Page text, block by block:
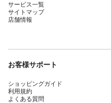
サービス一覧
サイトマップ
店舗情報
お客様サポート
ショッピングガイド
利用規約
よくある質問